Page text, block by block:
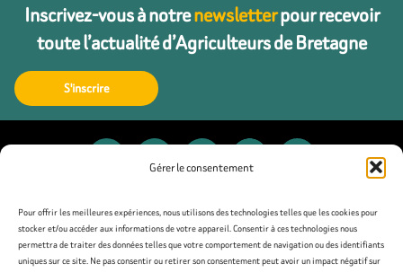
Gérer le consentement
Pour offrir les meilleures expériences, nous utilisons des technologies telles que les cookies pour
stocker et/ou accéder aux informations de votre appareil. Consentir à ces technologies nous
permettra de traiter des données telles que votre comportement de navigation ou des identifiants
uniques sur ce site. Ne pas consentir ou retirer son consentement peut avoir un impact négatif sur
Inscrivez-vous à notrenewsletterpour recevoir
toute l’actualité d’Agriculteurs de Bretagne
S'inscrire
Contact
Presse